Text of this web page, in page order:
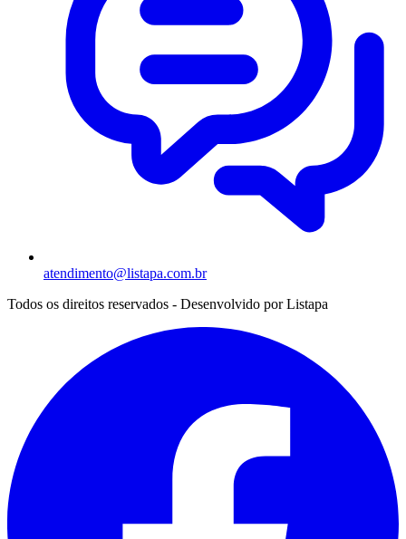
atendimento@listapa.com.br
Todos os direitos reservados - Desenvolvido porListapa